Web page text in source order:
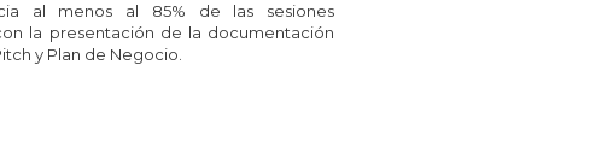
al menos al 85% de las sesiones
la presentación de la documentación
y Plan de Negocio.